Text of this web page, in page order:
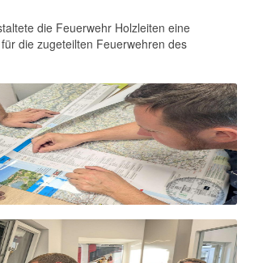
die Feuerwehr Holzleiten eine
die zugeteilten Feuerwehren des